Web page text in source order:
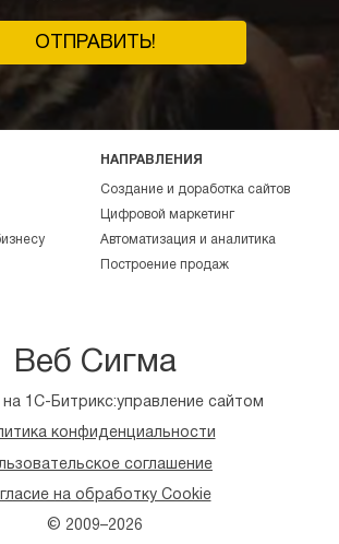
ОТПРАВИТЬ!
НАПРАВЛЕНИЯ
Создание и доработка сайтов
Цифровой маркетинг
Автоматизация и аналитика
Построение продаж
Веб Сигма
1С-Битрикс:управление сайтом
конфиденциальности
соглашение
на обработку Cookie
© 2009–2026